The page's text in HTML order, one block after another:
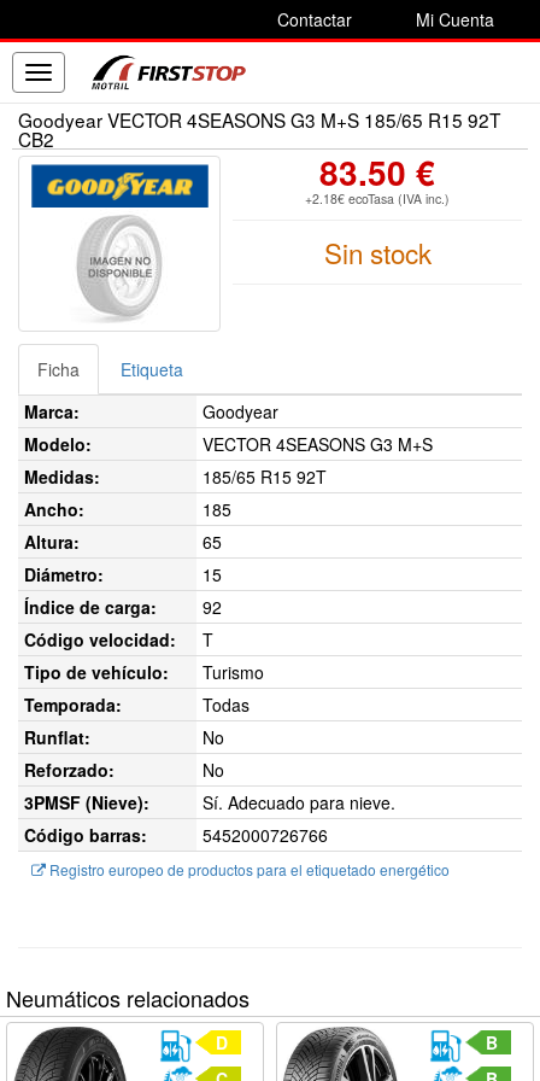
Contactar Mi Cuenta
Toggle
navigation
Goodyear VECTOR 4SEASONS G3 M+S 185/65 R15 92T
CB2
83.50 €
+2.18€ ecoTasa (IVA inc.)
Sin stock
Ficha
Etiqueta
Marca:
Goodyear
Modelo:
VECTOR 4SEASONS G3 M+S
Medidas:
185/65 R15 92T
Ancho:
185
Altura:
65
Diámetro:
15
Índice de carga:
92
Código velocidad:
T
Tipo de vehículo:
Turismo
Temporada:
Todas
Runflat:
No
Reforzado:
No
3PMSF (Nieve):
Sí. Adecuado para nieve.
Código barras:
5452000726766
Registro europeo de productos para el etiquetado energético
Neumáticos relacionados
D
B